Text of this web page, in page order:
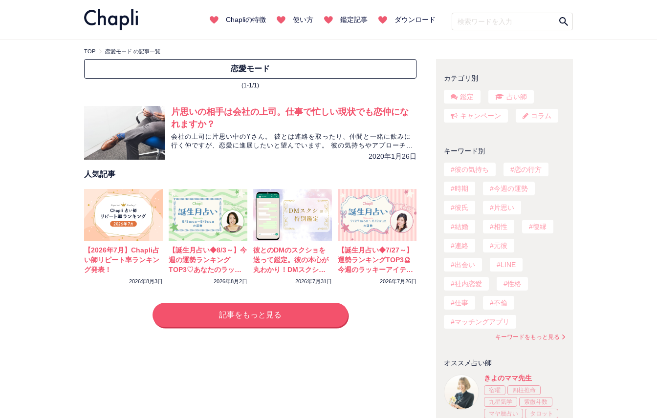
Chapliの特徴 使い方 鑑定記事 ダウンロード
TOP 恋愛モード の記事一覧
恋愛モード
(1-1/1)
片思いの相手は会社の上司。仕事で忙しい現状でも恋仲にな
れますか？
会社の上司に片思い中のYさん。 彼とは連絡を取ったり、仲間と一緒に飲みに
行く仲ですが、恋愛に進展したいと望んでいます。 彼の気持ちやアプローチ法
2020年1月26日
人気記事
【2026年7月】Chapli占
い師リピート率ランキン
グ発表！
2026年8月3日
【誕生月占い◆8/3～】今
週の運勢ランキング
TOP3♡あなたのラッキ
ーカラーをチェック！
2026年8月2日
彼とのDMのスクショを
送って鑑定。彼の本心が
丸わかり！DMスクショ
特別鑑定をスタートしま
2026年7月31日
【誕生月占い◆7/27～】
運勢ランキングTOP3🔮
今週のラッキーアイテム
2026年7月26日
記事をもっと見る
カテゴリ別
鑑定 占い師
キャンペーン コラム
キーワード別
彼の気持ち 恋の行方
時期 今週の運勢
彼氏 片思い
結婚 相性 復縁
連絡 元彼
出会い LINE
社内恋愛 性格
仕事 不倫
マッチングアプリ
キーワードをもっと見る
オススメ占い師
きよのママ先生
宿曜
四柱推命
九星気学
紫微斗数
マヤ暦占い
タロット